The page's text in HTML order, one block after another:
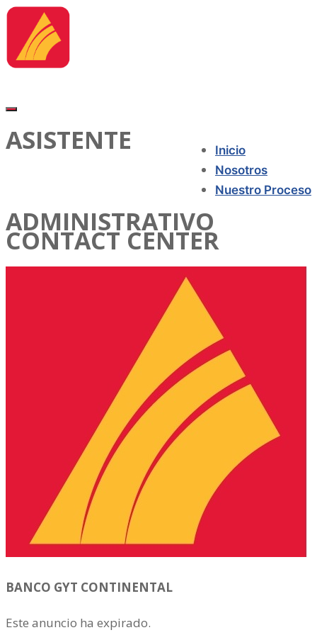
Inicio
Nosotros
Nuestro Proceso
ASISTENTE
ADMINISTRATIVO
CONTACT CENTER
BANCO GYT CONTINENTAL
Este anuncio ha expirado.